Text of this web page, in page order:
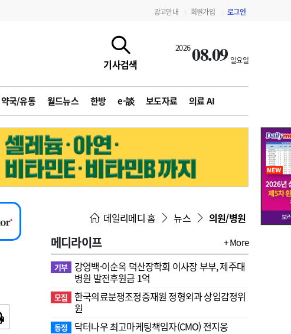
광고안내 회원가입 로그인
기사검색
202608.09 일요일
약국/유통 월드뉴스 한방 e-談 보도자료 의료 AI
지침·기준·평가 약제급여 심사 결과
데일리메디 홈 뉴스 의원/병원
메디라이프 + More
기부
강영백·이순옥 덕산장학회 이사장 부부, 제주대
병원 발전후원금 1억
모집
한국의료분쟁조정중재원 정형외과 상임감정위
원
동정 닥터나우 최고마케팅책임자(CMO) 전지웅